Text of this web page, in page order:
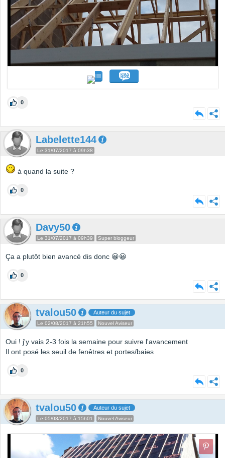
0
Labelette144
Le 31/07/2017 à 09h38
à quand la suite ?
0
Davy50
Le 31/07/2017 à 09h39 Super bloggeur
Ça a plutôt bien avancé dis donc 😀😀
0
tvalou50 Auteur du sujet
Le 02/08/2017 à 21h55 Nouvel Aviseur
Oui ! j'y vais 2-3 fois la semaine pour suivre l'avancement
Il ont posé les seuil de fenêtres et portes/baies
0
tvalou50 Auteur du sujet
Le 05/08/2017 à 15h01 Nouvel Aviseur